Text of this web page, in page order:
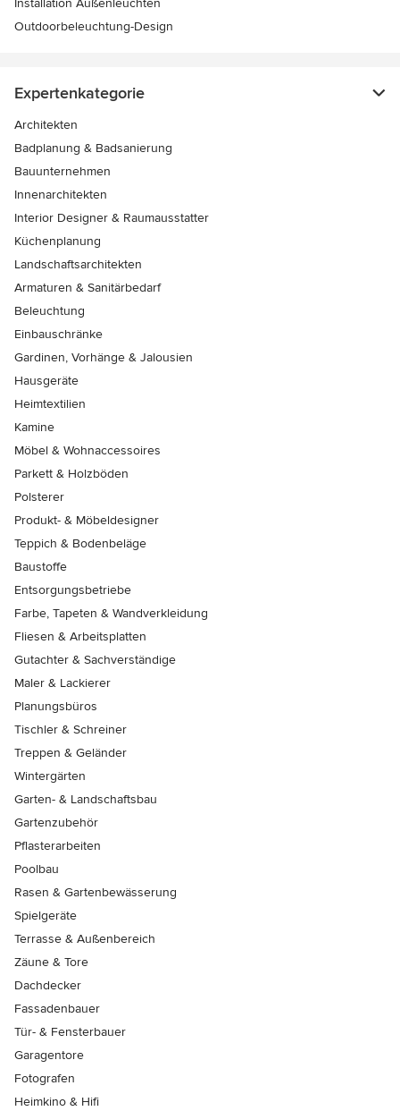
Installation Außenleuchten
Outdoorbeleuchtung-Design
Expertenkategorie
Architekten
Badplanung & Badsanierung
Bauunternehmen
Innenarchitekten
Interior Designer & Raumausstatter
Küchenplanung
Landschaftsarchitekten
Armaturen & Sanitärbedarf
Beleuchtung
Einbauschränke
Gardinen, Vorhänge & Jalousien
Hausgeräte
Heimtextilien
Kamine
Möbel & Wohnaccessoires
Parkett & Holzböden
Polsterer
Produkt- & Möbeldesigner
Teppich & Bodenbeläge
Baustoffe
Entsorgungsbetriebe
Farbe, Tapeten & Wandverkleidung
Fliesen & Arbeitsplatten
Gutachter & Sachverständige
Maler & Lackierer
Planungsbüros
Tischler & Schreiner
Treppen & Geländer
Wintergärten
Garten- & Landschaftsbau
Gartenzubehör
Pflasterarbeiten
Poolbau
Rasen & Gartenbewässerung
Spielgeräte
Terrasse & Außenbereich
Zäune & Tore
Dachdecker
Fassadenbauer
Tür- & Fensterbauer
Garagentore
Fotografen
Heimkino & Hifi